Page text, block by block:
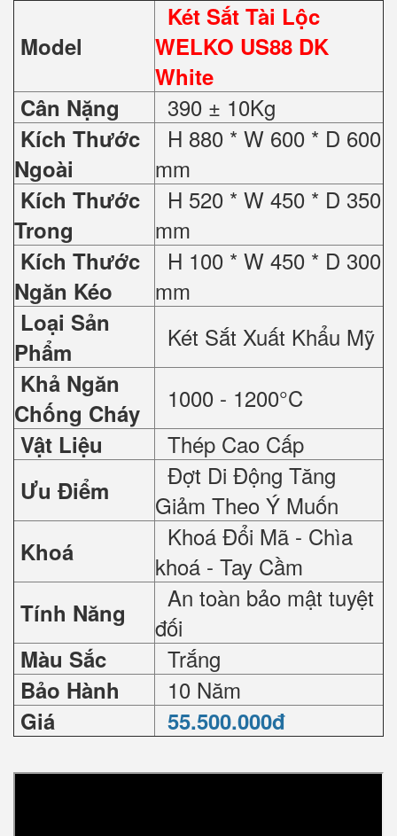
Model
Két Sắt Tài Lộc
WELKO US88 DK
White
Cân Nặng
390 ± 10Kg
Kích Thước
Ngoài
H 880 * W 600 * D 600
mm
Kích Thước
Trong
H 520 * W 450 * D 350
mm
Kích Thước
Ngăn Kéo
H 100 * W 450 * D 300
mm
Loại Sản
Phẩm
Két Sắt Xuất Khẩu Mỹ
Khả Ngăn
Chống Cháy
1000 - 1200°C
Vật Liệu Thép Cao Cấp
Ưu Điểm
Đợt Di Động Tăng
Giảm Theo Ý Muốn
Khoá
Khoá Đổi Mã - Chìa
khoá - Tay Cầm
Tính Năng
An toàn bảo mật tuyệt
đối
Màu Sắc Trắng
Bảo Hành 10 Năm
Giá 55.500.000đ